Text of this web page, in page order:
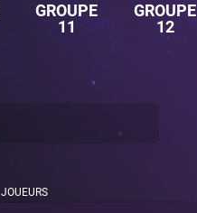
GROUPE
11
GROUPE
12
JOUEURS